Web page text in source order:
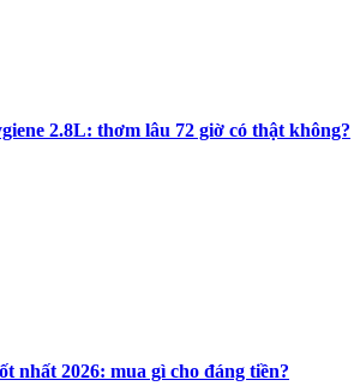
2.8L: thơm lâu 72 giờ có thật không?
nhất 2026: mua gì cho đáng tiền?